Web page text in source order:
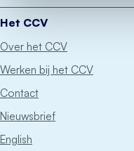
Het CCV
Over het CCV
Werken bij het CCV
Contact
Nieuwsbrief
English